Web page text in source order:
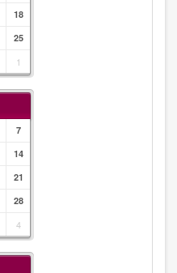
18
25
1
7
14
21
28
4